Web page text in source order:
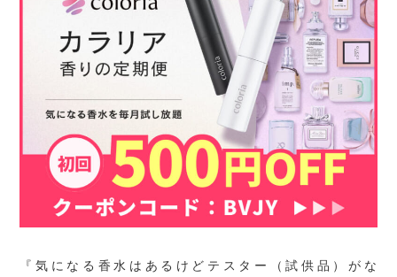
『気になる香水はあるけどテスター（試供品）がな